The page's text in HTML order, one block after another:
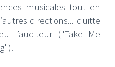
musicales tout en
directions... quitte
l’auditeur ("Take Me